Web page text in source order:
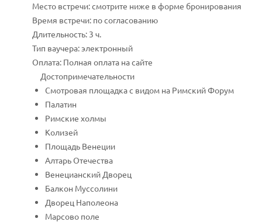
Место встречи: смотрите ниже в форме бронирования
Время встречи: по согласованию
Длительность: 3 ч.
Тип ваучера: электронный
Оплата: Полная оплата на сайте
Достопримечательности
Cмотровая площадка с видом на Римский Форум
Палатин
Римские холмы
Колизей
Площадь Венеции
Алтарь Отечества
Венецианский Дворец
Балкон Муссолини
Дворец Наполеона
Марсово поле